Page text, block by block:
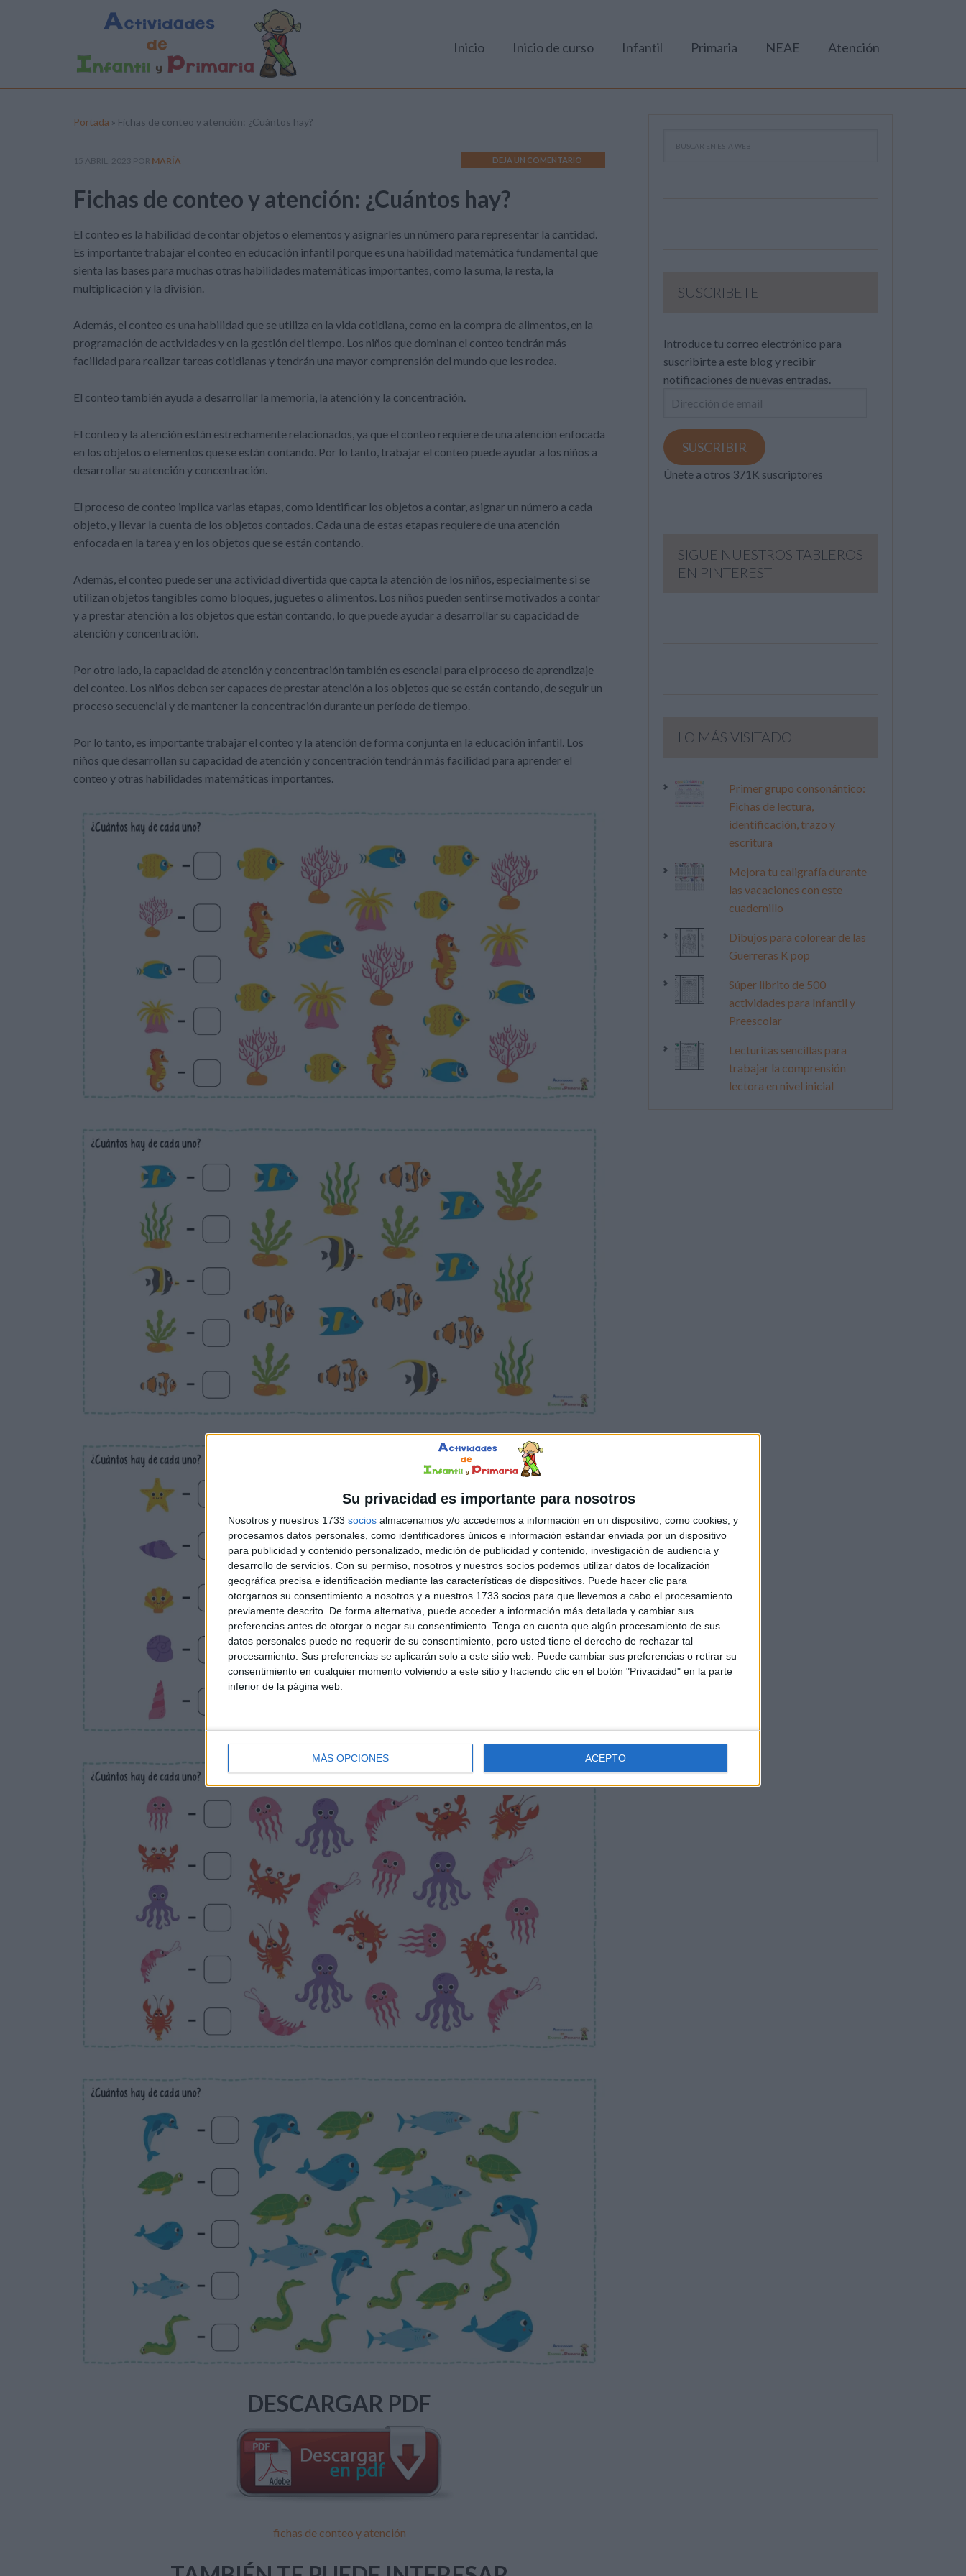
Su privacidad es importante para nosotros
Nosotros y nuestros 1733 socios almacenamos y/o accedemos a información en un dispositivo, como cookies, y
procesamos datos personales, como identificadores únicos e información estándar enviada por un dispositivo
para publicidad y contenido personalizado, medición de publicidad y contenido, investigación de audiencia y
desarrollo de servicios. Con su permiso, nosotros y nuestros socios podemos utilizar datos de localización
geográfica precisa e identificación mediante las características de dispositivos. Puede hacer clic para
otorgarnos su consentimiento a nosotros y a nuestros 1733 socios para que llevemos a cabo el procesamiento
previamente descrito. De forma alternativa, puede acceder a información más detallada y cambiar sus
preferencias antes de otorgar o negar su consentimiento. Tenga en cuenta que algún procesamiento de sus
datos personales puede no requerir de su consentimiento, pero usted tiene el derecho de rechazar tal
procesamiento. Sus preferencias se aplicarán solo a este sitio web. Puede cambiar sus preferencias o retirar su
consentimiento en cualquier momento volviendo a este sitio y haciendo clic en el botón "Privacidad" en la parte
inferior de la página web.
MÁS OPCIONES ACEPTO
Inicio Inicio de curso Infantil Primaria NEAE Atención
Portada » Fichas de conteo y atención: ¿Cuántos hay?
15 ABRIL, 2023 POR MARÍA DEJA UN COMENTARIO
Fichas de conteo y atención: ¿Cuántos hay?
El conteo es la habilidad de contar objetos o elementos y asignarles un número para representar la cantidad.
Es importante trabajar el conteo en educación infantil porque es una habilidad matemática fundamental que
sienta las bases para muchas otras habilidades matemáticas importantes, como la suma, la resta, la
multiplicación y la división.
Además, el conteo es una habilidad que se utiliza en la vida cotidiana, como en la compra de alimentos, en la
programación de actividades y en la gestión del tiempo. Los niños que dominan el conteo tendrán más
facilidad para realizar tareas cotidianas y tendrán una mayor comprensión del mundo que les rodea.
El conteo también ayuda a desarrollar la memoria, la atención y la concentración.
El conteo y la atención están estrechamente relacionados, ya que el conteo requiere de una atención enfocada
en los objetos o elementos que se están contando. Por lo tanto, trabajar el conteo puede ayudar a los niños a
desarrollar su atención y concentración.
El proceso de conteo implica varias etapas, como identificar los objetos a contar, asignar un número a cada
objeto, y llevar la cuenta de los objetos contados. Cada una de estas etapas requiere de una atención
enfocada en la tarea y en los objetos que se están contando.
Además, el conteo puede ser una actividad divertida que capta la atención de los niños, especialmente si se
utilizan objetos tangibles como bloques, juguetes o alimentos. Los niños pueden sentirse motivados a contar
y a prestar atención a los objetos que están contando, lo que puede ayudar a desarrollar su capacidad de
atención y concentración.
Por otro lado, la capacidad de atención y concentración también es esencial para el proceso de aprendizaje
del conteo. Los niños deben ser capaces de prestar atención a los objetos que se están contando, de seguir un
proceso secuencial y de mantener la concentración durante un período de tiempo.
Por lo tanto, es importante trabajar el conteo y la atención de forma conjunta en la educación infantil. Los
niños que desarrollan su capacidad de atención y concentración tendrán más facilidad para aprender el
conteo y otras habilidades matemáticas importantes.
DESCARGAR PDF
fichas de conteo y atención
SUSCRIBETE
Introduce tu correo electrónico para
suscribirte a este blog y recibir
notificaciones de nuevas entradas.
Dirección
email
SUSCRIBIR
Únete a otros 371K suscriptores
SIGUE NUESTROS TABLEROS
EN PINTEREST
LO MÁS VISITADO
Primer grupo consonántico:
Fichas de lectura,
identificación, trazo y
escritura
Mejora tu caligrafía durante
las vacaciones con este
cuadernillo
Dibujos para colorear de las
Guerreras K pop
Súper librito de 500
actividades para Infantil y
Preescolar
Lecturitas sencillas para
trabajar la comprensión
lectora en nivel inicial